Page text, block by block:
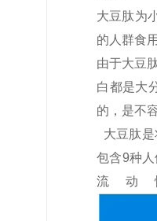
大豆肽为
的人群食
由于大豆
白都是大
的，是不
大豆肽
包含9种
流动